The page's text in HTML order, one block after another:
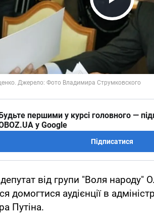
Play
Будьте першими у курсі головного —
у Google
Підписатися
від групи "Воля народу"
домогтися аудієнції в
Путіна.